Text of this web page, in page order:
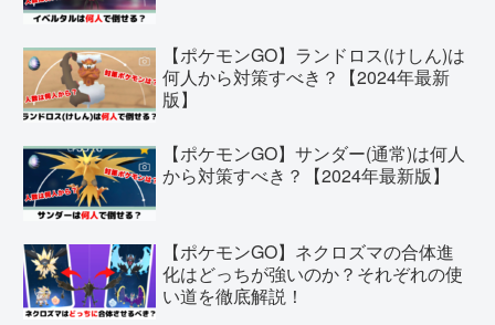
【ポケモンGO】ランドロス(けしん)は
何人から対策すべき？【2024年最新
版】
【ポケモンGO】サンダー(通常)は何人
から対策すべき？【2024年最新版】
【ポケモンGO】ネクロズマの合体進
化はどっちが強いのか？それぞれの使
い道を徹底解説！